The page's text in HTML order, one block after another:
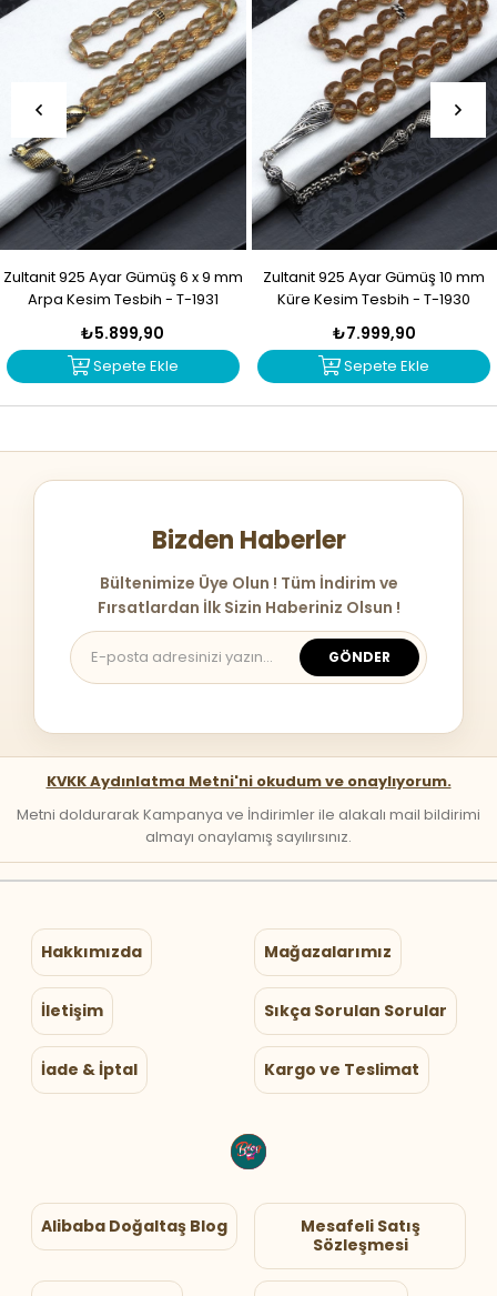
Zultanit 925 Ayar Gümüş 6 x 9 mm
Arpa Kesim Tesbih - T-1931
₺5.899,90
Sepete Ekle
Zultanit 925 Ayar Gümüş 10 mm
Küre Kesim Tesbih - T-1930
₺7.999,90
Sepete Ekle
Bizden Haberler
Bültenimize Üye Olun ! Tüm İndirim ve
Fırsatlardan İlk Sizin Haberiniz Olsun !
GÖNDER
KVKK Aydınlatma Metni'ni okudum ve onaylıyorum.
Metni doldurarak Kampanya ve İndirimler ile alakalı mail bildirimi
almayı onaylamış sayılırsınız.
Hakkımızda Mağazalarımız
İletişim Sıkça Sorulan Sorular
İade & İptal Kargo ve Teslimat
Alibaba Doğaltaş Blog
Mesafeli Satış
Sözleşmesi